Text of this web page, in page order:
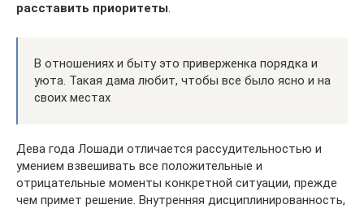
расставить приоритеты.
В отношениях и быту это приверженка порядка и
уюта. Такая дама любит, чтобы все было ясно и на
своих местах
Дева года Лошади отличается рассудительностью и
умением взвешивать все положительные и
отрицательные моменты конкретной ситуации, прежде
чем примет решение. Внутренняя дисциплинированность,